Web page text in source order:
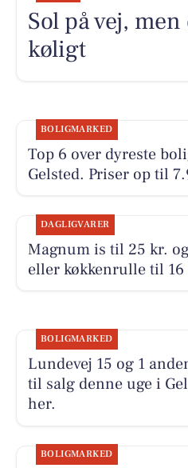
Sol på vej,
køligt
BOLIGMARKED
Top 6 over dyreste
Gelsted. Priser op til
DAGLIGVARER
Magnum is til 25 kr.
eller køkkenrulle til 16
BOLIGMARKED
Lundevej 15 og 1
til salg denne uge i
her.
BOLIGMARKED